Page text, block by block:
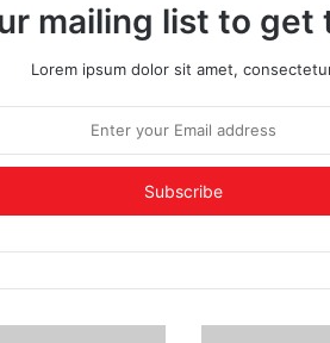
mailing list to get
Lorem ipsum dolor sit amet,